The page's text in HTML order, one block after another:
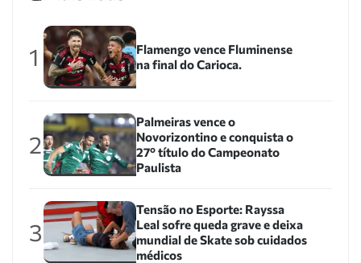
1
Flamengo vence Fluminense
na final do Carioca.
2
Palmeiras vence o
Novorizontino e conquista o
27º título do Campeonato
Paulista
3
Tensão no Esporte: Rayssa
Leal sofre queda grave e deixa
mundial de Skate sob cuidados
médicos